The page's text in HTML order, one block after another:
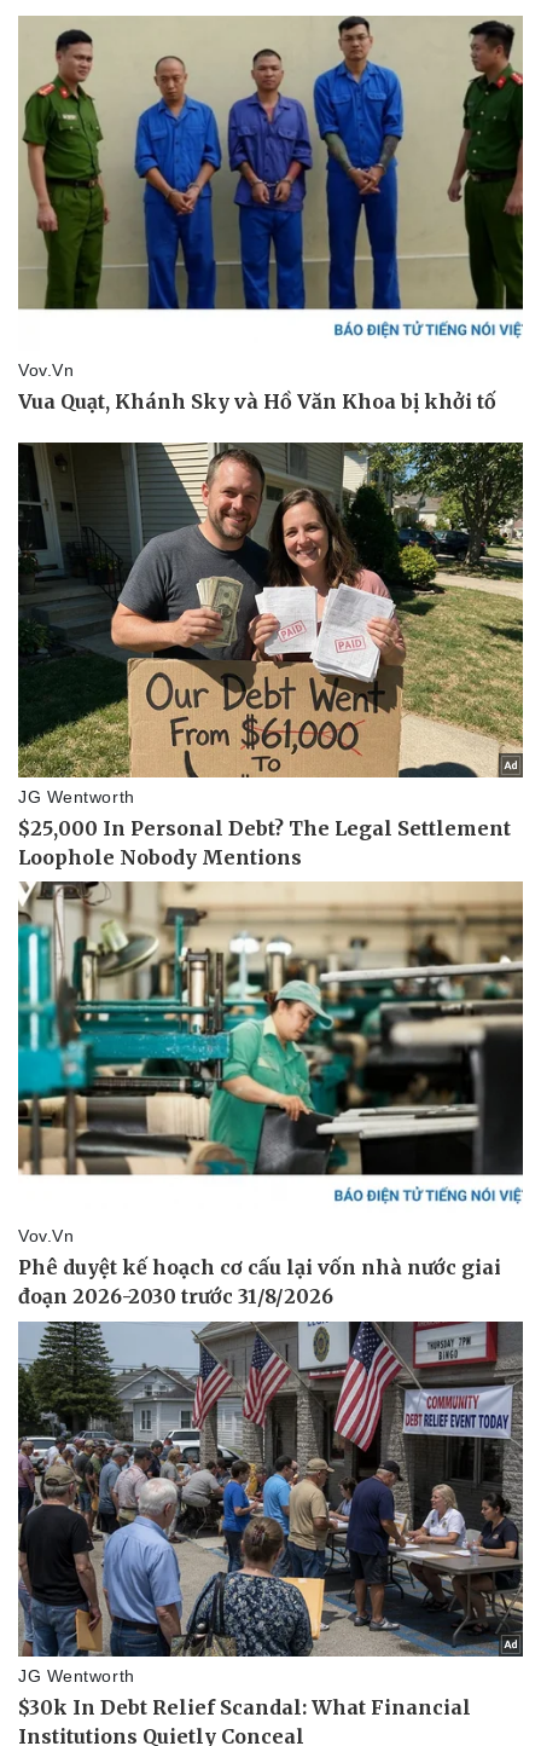
Kinh tế
Bất động sản
Khởi nghiệp
Thị trường
Giá vàng
Tiêu dùng
Tỷ giá
Chứng khoán
Giá cà phê